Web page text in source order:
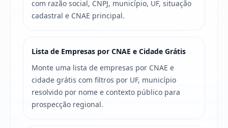
com razão social, CNPJ, município, UF, situação
cadastral e CNAE principal.
Lista de Empresas por CNAE e Cidade Grátis
Monte uma lista de empresas por CNAE e
cidade grátis com filtros por UF, município
resolvido por nome e contexto público para
prospecção regional.